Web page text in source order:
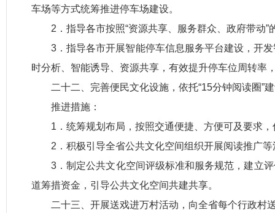
车场等方式统筹推进停车场建设。
2．指导各市按照“资源共享、服务群众、政府带动
3．指导各市开展智能停车信息服务平台建设，开
时分析、智能诱导、资源共享，有效提升停车位周转率
二十二、完善便民文化设施，依托“15分钟阅读圈
推进措施：
1．统筹规划布局，按照交通便捷、方便可及要求
2．积极引导全省公共文化空间组织开展阅读推广
3．制定公共文化空间评级标准和服务规范，建立
道筹措资金，引导公共文化空间共建共享。
二十三、开展送戏进万村活动，向全省每个行政村